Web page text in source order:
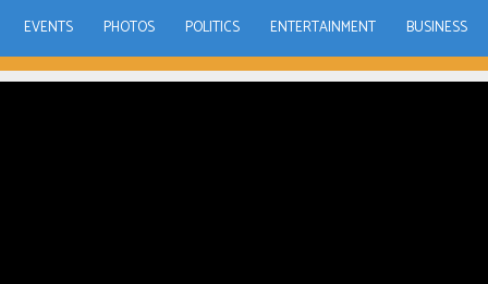
EVENTS PHOTOS POLITICS ENTERTAINMENT BUSINESS